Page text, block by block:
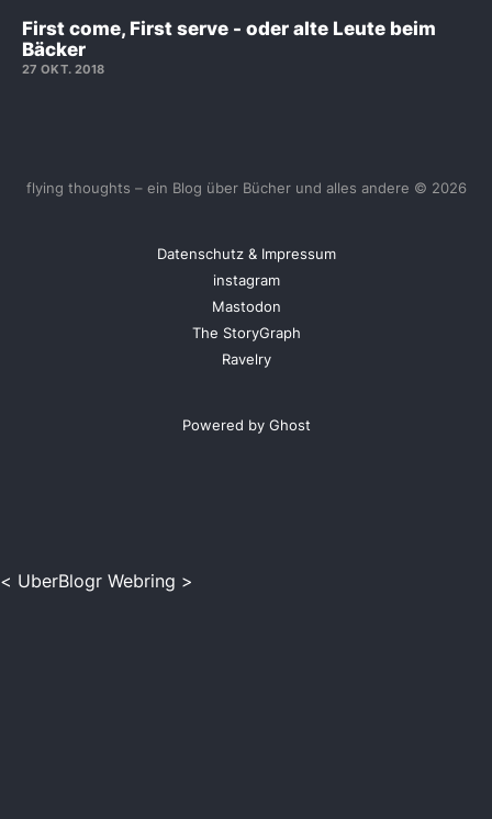
First come, First serve - oder alte Leute beim
Bäcker
27 OKT. 2018
flying thoughts – ein Blog über Bücher und alles andere © 2026
Datenschutz & Impressum
instagram
Mastodon
The StoryGraph
Ravelry
Powered by Ghost
< UberBlogr Webring >